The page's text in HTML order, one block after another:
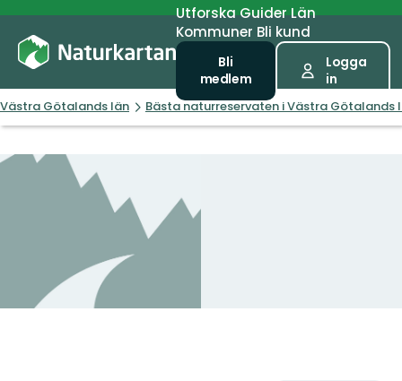
UtforskaGuiderLän
Kommuner Bli kund
Bli
medlem
Logga
in
Västra Götalands län Bästa naturreservaten i Västra Götalands